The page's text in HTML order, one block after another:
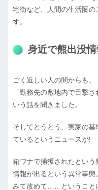
宅街など、人間の生活圏
す。
身近で熊出没
ごく近しい人の間からも、
「勤務先の敷地内で目撃
いう話を聞きました。
そしてとうとう、実家の
ているというニュースが!
箱ワナで捕獲されたとい
情報が出るという異常事
みて改めて……ということ